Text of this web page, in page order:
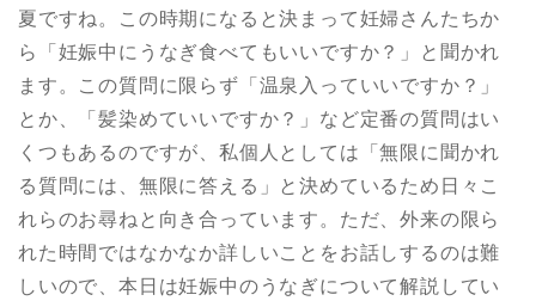
夏ですね。この時期になると決まって妊婦さんたちか
ら「妊娠中にうなぎ食べてもいいですか？」と聞かれ
ます。この質問に限らず「温泉入っていいですか？」
とか、「髪染めていいですか？」など定番の質問はい
くつもあるのですが、私個人としては「無限に聞かれ
る質問には、無限に答える」と決めているため日々こ
れらのお尋ねと向き合っています。ただ、外来の限ら
れた時間ではなかなか詳しいことをお話しするのは難
しいので、本日は妊娠中のうなぎについて解説してい